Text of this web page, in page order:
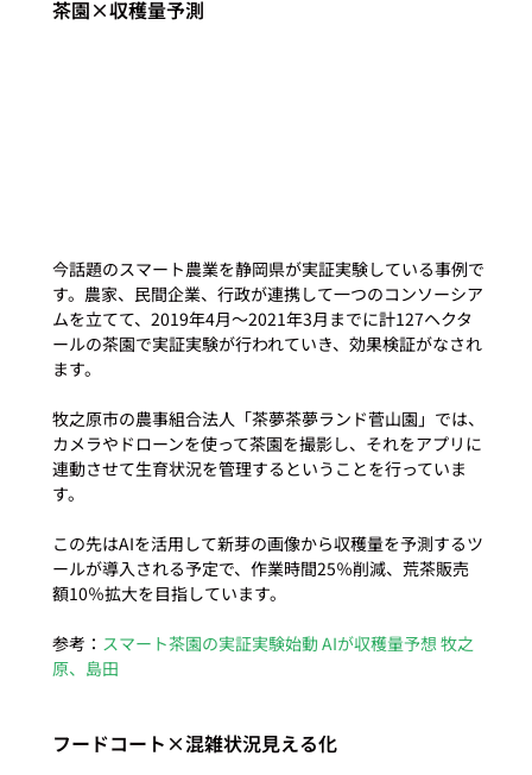
茶園×収穫量予測
今話題のスマート農業を静岡県が実証実験している事例で
す。農家、民間企業、行政が連携して一つのコンソーシア
ムを立てて、2019年4月〜2021年3月までに計127ヘクタ
ールの茶園で実証実験が行われていき、効果検証がなされ
ます。
牧之原市の農事組合法人「茶夢茶夢ランド菅山園」では、
カメラやドローンを使って茶園を撮影し、それをアプリに
連動させて生育状況を管理するということを行っていま
す。
この先はAIを活用して新芽の画像から収穫量を予測するツ
ールが導入される予定で、作業時間25％削減、荒茶販売
額10％拡大を目指しています。
参考： スマート茶園の実証実験始動 AIが収穫量予想 牧之
原、島田
フードコート×混雑状況見える化